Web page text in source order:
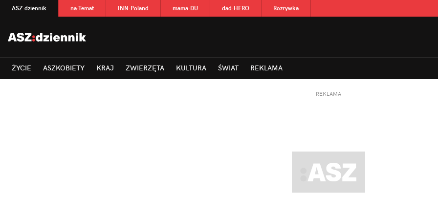
ASZ:dziennik na:Temat INN:Poland mama:DU dad:HERO Rozrywka
ŻYCIE ASZKOBIETY KRAJ ZWIERZĘTA KULTURA ŚWIAT REKLAMA
REKLAMA